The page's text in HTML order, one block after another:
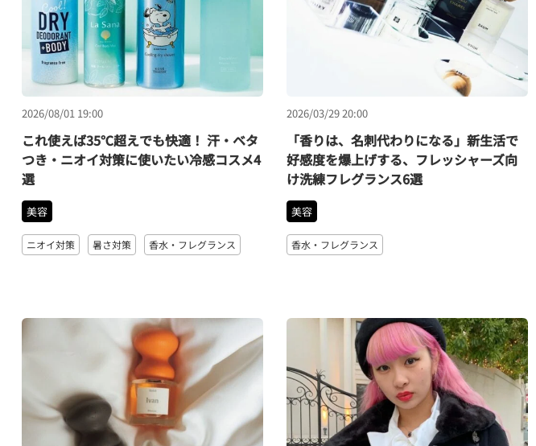
2026/08/01 19:00
これ使えば35℃超えでも快適！ 汗・ベタ
つき・ニオイ対策に使いたい冷感コスメ4
選
美容
ニオイ対策 暑さ対策 香水・フレグランス
2026/03/29 20:00
「香りは、名刺代わりになる」新生活で
好感度を爆上げする、フレッシャーズ向
け洗練フレグランス6選
美容
香水・フレグランス